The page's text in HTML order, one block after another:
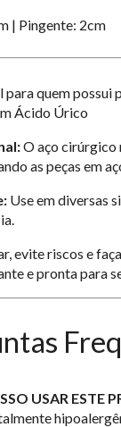
| Pingente: 2cm
para quem possui
Ácido Úrico
O aço cirúrgico
as peças em
Use em diversas
evite riscos e
e pronta para
USAR ESTE